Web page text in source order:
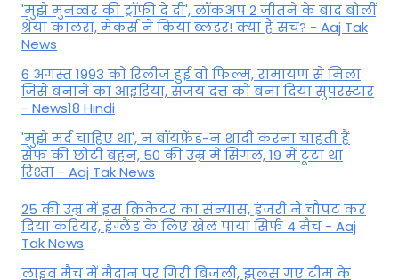
'मुझे मुनव्वर की ट्रॉफी दे दी', लॉकअप 2 जीतने के बाद बोलीं
श्रेया कालरा, मेकर्स ने किया ब्लंडर! क्या है सच? - Aaj Tak
News
6 अगस्त 1993 को रिलीज हुई वो फिल्म, रामायण से मिला
जिसे बनाने का आइडिया, संजय दत्त को बना दिया सुपरस्टार
- News18 Hindi
'मुझे मर्द चाहिए था', न बॉयफ्रेंड-न शादी करना चाहती हैं
सैफ की छोटी बहन, 50 की उम्र में सिंगल, 19 में टूटा था
रिश्ता - Aaj Tak News
25 की उम्र में इस क्रिकेटर का संन्यास, इंजरी ने चौपट कर
दिया करियर, इंग्लैंड के लिए खेल पाया सिर्फ 4 मैच - Aaj
Tak News
लाइव मैच में मैदान पर गिरी बिजली, झुलस गए टीम के